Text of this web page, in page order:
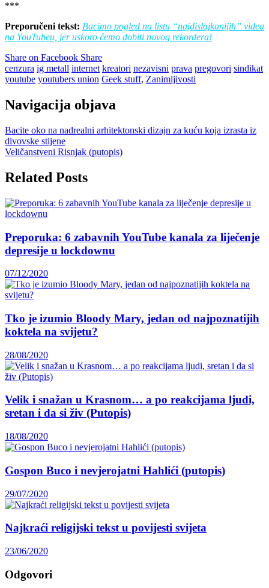
***
Preporučeni tekst: Bacimo pogled na listu “najdislajkanijih” videa
na YouTubeu, jer uskoro ćemo dobiti novog rekordera!
Share on Facebook Share
cenzura ig metall internet kreatori nezavisni prava pregovori sindikat
youtube youtubers union Geek stuff, Zanimljivosti
Navigacija objava
Bacite oko na nadrealni arhitektonski dizajn za kuću koja izrasta iz
divovske stijene
Veličanstveni Risnjak (putopis)
Related Posts
Preporuka: 6 zabavnih YouTube kanala za liječenje
depresije u lockdownu
07/12/2020
Tko je izumio Bloody Mary, jedan od najpoznatijih
koktela na svijetu?
28/08/2020
Velik i snažan u Krasnom… a po reakcijama ljudi,
sretan i da si živ (Putopis)
18/08/2020
Gospon Buco i nevjerojatni Hahlići (putopis)
29/07/2020
Najkraći religijski tekst u povijesti svijeta
23/06/2020
Odgovori